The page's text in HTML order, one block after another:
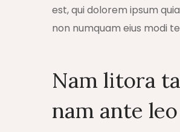
est, qui dolorem ipsum
non numquam eius modi
Nam litora
nam ante